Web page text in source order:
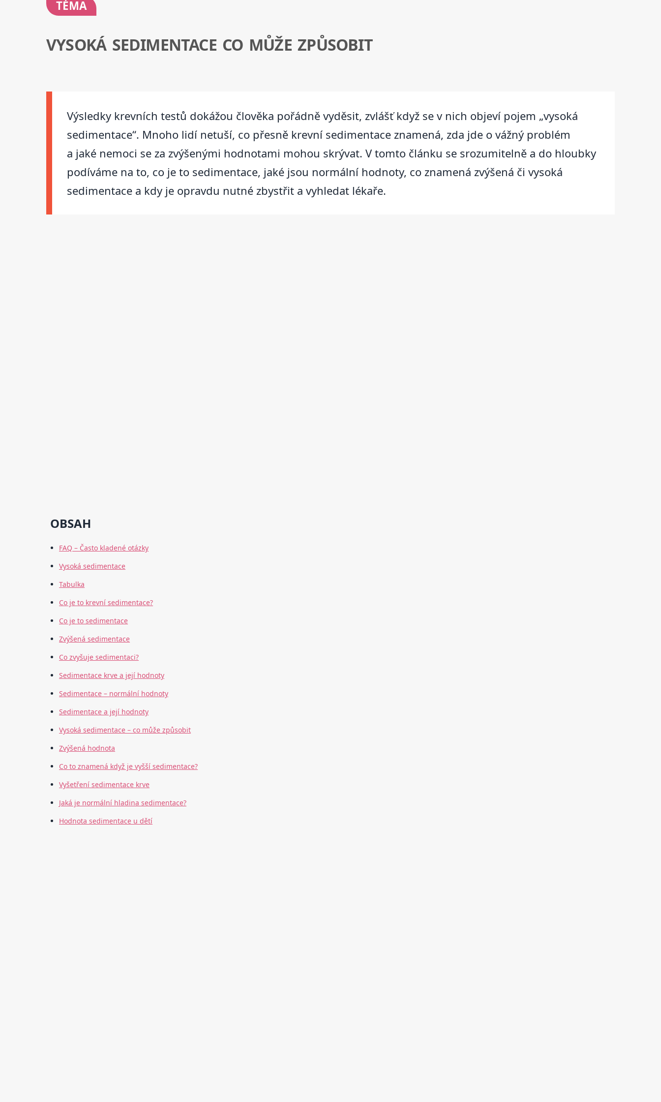
TÉMA
VYSOKÁ SEDIMENTACE CO MŮŽE ZPŮSOBIT
Výsledky krevních testů dokážou člověka pořádně vyděsit, zvlášť když se v nich objeví pojem „vysoká
sedimentace“. Mnoho lidí netuší, co přesně krevní sedimentace znamená, zda jde o vážný problém
a jaké nemoci se za zvýšenými hodnotami mohou skrývat. V tomto článku se srozumitelně a do hloubky
podíváme na to, co je to sedimentace, jaké jsou normální hodnoty, co znamená zvýšená či vysoká
sedimentace a kdy je opravdu nutné zbystřit a vyhledat lékaře.
OBSAH
FAQ – Často kladené otázky
Vysoká sedimentace
Tabulka
Co je to krevní sedimentace?
Co je to sedimentace
Zvýšená sedimentace
Co zvyšuje sedimentaci?
Sedimentace krve a její hodnoty
Sedimentace – normální hodnoty
Sedimentace a její hodnoty
Vysoká sedimentace – co může způsobit
Zvýšená hodnota
Co to znamená když je vyšší sedimentace?
Vyšetření sedimentace krve
Jaká je normální hladina sedimentace?
Hodnota sedimentace u dětí